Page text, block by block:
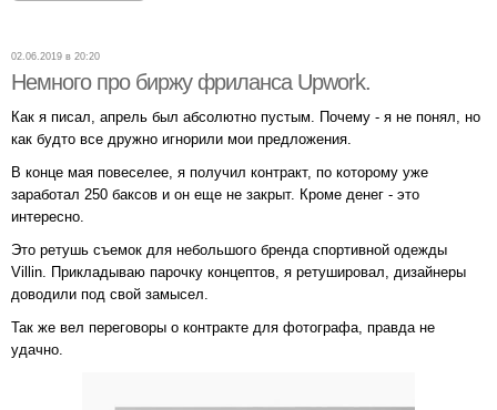
02.06.2019 в 20:20
Немного про биржу фриланса Upwork.
Как я писал, апрель был абсолютно пустым. Почему - я не понял, но
как будто все дружно игнорили мои предложения.
В конце мая повеселее, я получил контракт, по которому уже
заработал 250 баксов и он еще не закрыт. Кроме денег - это
интересно.
Это ретушь съемок для небольшого бренда спортивной одежды
Villin. Прикладываю парочку концептов, я ретушировал, дизайнеры
доводили под свой замысел.
Так же вел переговоры о контракте для фотографа, правда не
удачно.